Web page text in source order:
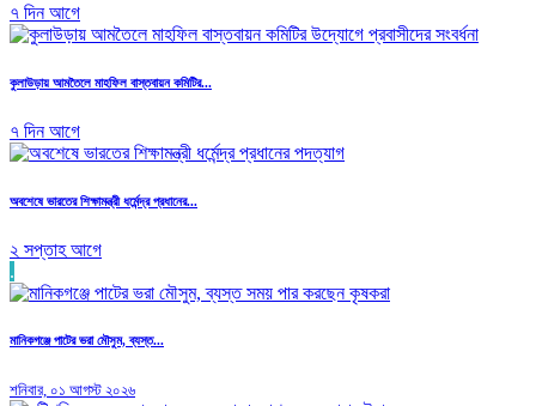
৭ দিন আগে
কুলাউড়ায় আমতৈলে মাহফিল বাস্তবায়ন কমিটির...
৭ দিন আগে
অবশেষে ভারতের শিক্ষামন্ত্রী ধর্মেন্দ্র প্রধানের...
২ সপ্তাহ আগে
.
মানিকগঞ্জে পাটের ভরা মৌসুম, ব্যস্ত...
শনিবার, ০১ আগস্ট ২০২৬